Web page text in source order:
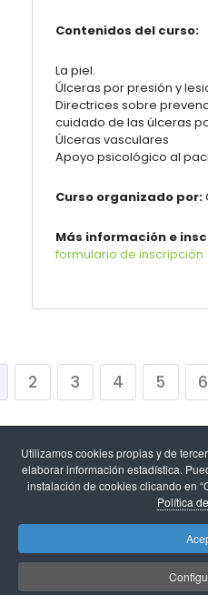
Utilizamos cookies propias y de
elaborar información estadística.
instalación de cookies clicando en
Política
Contenidos del curso:
La piel.
Úlceras por presión y
Directrices sobre
cuidado de las úlceras
Úlceras vasculares
Apoyo psicológico al
Curso organizado por:
Más información e
formulario de inscripción
2 3 4 5 6
Política de
cookies-